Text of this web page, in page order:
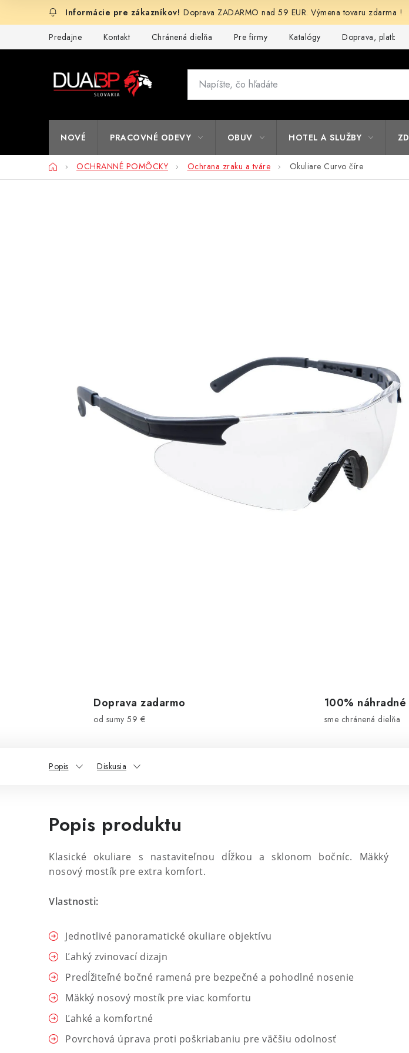
Doprava ZADARMO nad 59 EUR. Výmena tovaru zdarma !
Predajne Kontakt Chránená dielňa Pre firmy Katalógy Doprava, platba a
NOVÉ PRACOVNÉ ODEVY OBUV HOTEL A SLUŽBY
DomovOCHRANNÉ POMÔCKY Ochrana zraku a tváre Okuliare Curvo číre
Doprava zadarmo
od sumy 59 €
100%
sme chránená dielňa
Popis Diskusia
Popis produktu
Klasické okuliare s nastaviteľnou dĺžkou a sklonom bočníc. Mäkký
nosový mostík pre extra komfort.
Vlastnosti:
Jednotlivé panoramatické okuliare objektívu
Ľahký zvinovací dizajn
Predĺžiteľné bočné ramená pre bezpečné a pohodlné nosenie
Mäkký nosový mostík pre viac komfortu
Ľahké a komfortné
Povrchová úprava proti poškriabaniu pre väčšiu odolnosť